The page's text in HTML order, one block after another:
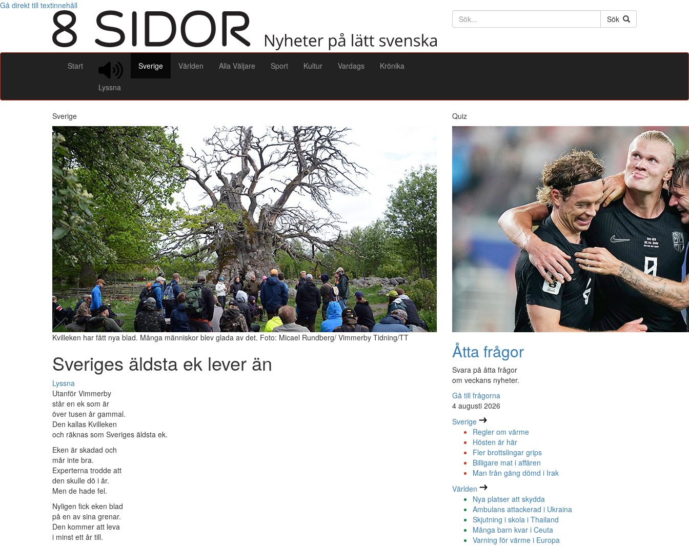
Gå direkt till textinnehåll
Söktext
Sök
Start
Lyssna
Sverige Världen Alla Väljare Sport Kultur Vardags Krönika
Sverige
Kvilleken har fått nya blad. Många människor blev glada av det. Foto: Micael Rundberg/ Vimmerby Tidning/TT
Sveriges äldsta ek lever än
Lyssna
Utanför Vimmerby
står en ek som är
över tusen år gammal.
Den kallas Kvilleken
och räknas som Sveriges äldsta ek.
Eken är skadad och
mår inte bra.
Experterna trodde att
den skulle dö i år.
Men de hade fel.
Nyligen fick eken blad
på en av sina grenar.
Den kommer att leva
i minst ett år till.
Quiz
Åtta frågor
Svara på åtta frågor
om veckans nyheter.
Gå till frågorna
4 augusti 2026
Sverige
Regler om värme
Hösten är här
Fler brottslingar grips
Billigare mat i affären
Man från gäng dömd i Irak
Världen
Nya platser att skydda
Ambulans attackerad i Ukraina
Skjutning i skola i Thailand
Många barn kvar i Ceuta
Varning för värme i Europa